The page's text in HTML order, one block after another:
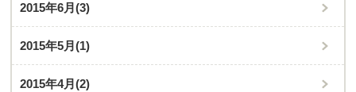
2015年6月(3)
2015年5月(1)
2015年4月(2)